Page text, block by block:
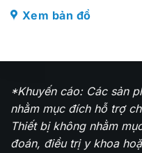
Xem bản đồ
*Khuyến cáo: Các sản
nhằm mục đích hỗ trợ
Thiết bị không nhằm
đoán, điều trị y khoa